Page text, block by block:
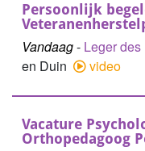
Persoonlijk
Vandaag- Leger
en Duin
video
Vacature
Orthopedagoog